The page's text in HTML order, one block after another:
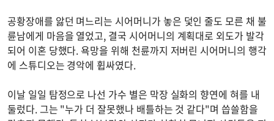
공황장애를 앓던 며느리는 시어머니가 놓은 덫인 줄도 모른 채 불
륜남에게 마음을 열었고, 결국 시어머니의 계획대로 외도가 발각
되어 이혼 당했다. 욕망을 위해 천륜까지 저버린 시어머니의 행각
에 스튜디오는 경악에 휩싸였다.
이날 일일 탐정으로 나선 가수 별은 막장 실화의 향연에 혀를 내
둘렀다. 그는 "누가 더 잘못했나 배틀하는 것 같다"며 씁쓸함을